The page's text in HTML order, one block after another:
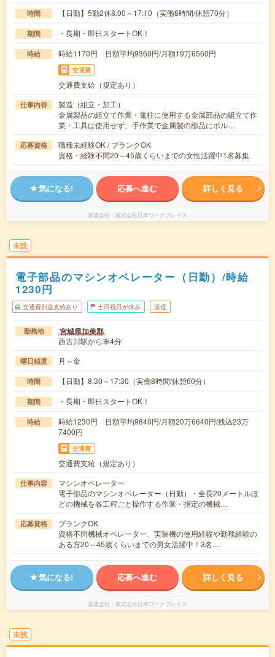
時間 【日勤】5勤2休8:00～17:10（実働8時間/休憩70分）
期間 ・長期・即日スタートOK！
時給 時給1170円 日額平均9360円/月額19万6560円
交通費
交通費支給（規定あり）
仕事内容
製造（組立・加工）
金属製品の組立て作業・電柱に使用する金属部品の組立て作
業・工具は使用せず、手作業で金属製の部品にボル…
応募資格
職種未経験OK / ブランクOK
資格・経験不問20～45歳くらいまでの女性活躍中1名募集
気になる! 応募へ進む 詳しく見る
派遣会社 株式会社日本ワークプレイス
未読
電子部品のマシンオペレーター（日勤）/時給
1230円
交通費別途支給あり 土日祝日が休み 派遣
勤務地 宮城県加美郡
西古川駅から車4分
曜日頻度 月～金
時間 【日勤】8:30～17:30（実働8時間/休憩60分）
期間 ・長期・即日スタートOK！
時給
時給1230円 日額平均9840円/月額20万6640円/残込23万
7400円
交通費
交通費支給（規定あり）
仕事内容
マシンオペレーター
電子部品のマシンオペレーター（日勤）・全長20メートルほ
どの機械を各工程ごと操作する作業・指定の機械…
応募資格
ブランクOK
資格不問機械オペレーター、実装機の使用経験や勤務経験の
ある方20～45歳くらいまでの男女活躍中！3名…
気になる! 応募へ進む 詳しく見る
派遣会社 株式会社日本ワークプレイス
未読